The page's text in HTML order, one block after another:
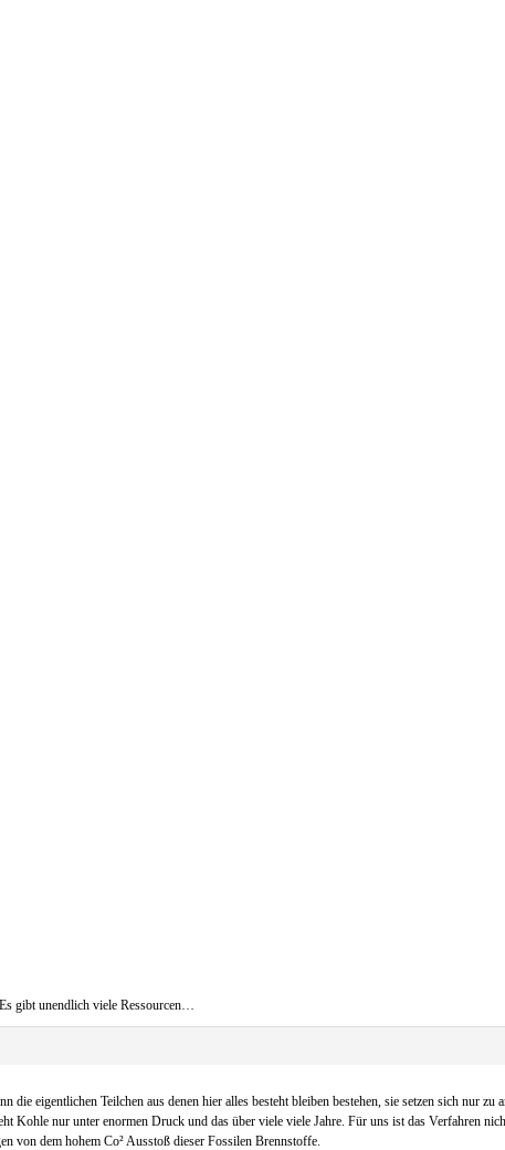
gibt unendlich viele Ressourcen…
eigentlichen Teilchen aus denen hier alles besteht bleiben bestehen, sie setzen sich nur zu
Kohle nur unter enormen Druck und das über viele viele Jahre. Für uns ist das Verfahren
von dem hohem Co² Ausstoß dieser Fossilen Brennstoffe.